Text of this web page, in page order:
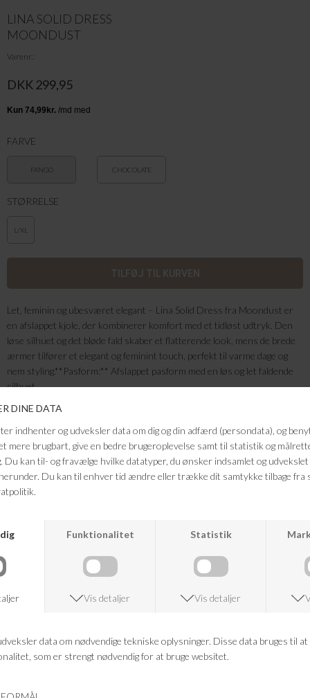
LINA SOLID DRESS
MOONDUST
Varenr.
DKK 299,95
FARVE
FANGO CHOCOLATE
STØRRELSE
L/XL
Let, feminin og ubesværet elegant – Lina Solid Dress fra Moondust er
en afslappet kjole, der kombinerer komfort med et tidløst udtryk. Den
løse silhuet og det bløde fald skaber et flatterende look, mens de brede
ærmer tilfører et elegant og feminint touch, perfekt til varme dage og
nem styling.**Pasform:** Afslappet pasform med en løs og let faldende
silhuet.
FRAGTFRI LEVERING
VED KØB OVER 500,-
KUNDESERVICE